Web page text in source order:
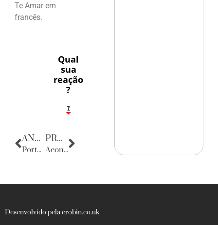
Te Amar em
francês.
Qual
sua
reação
?
1
7
ANTERIOR
Porta Retratos
PRÓXIMA
Acontecências
Desenvolvido pela crobin.co.uk